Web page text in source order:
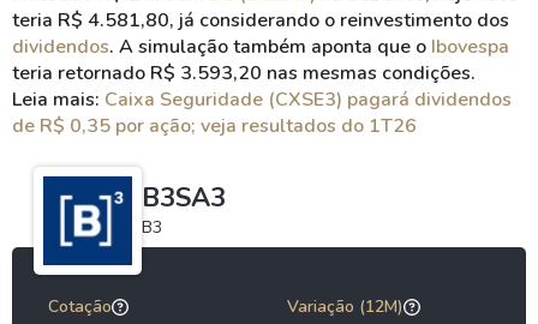
teria R$ 4.581,80, já considerando o reinvestimento dos
dividendos. A simulação também aponta que o Ibovespa
teria retornado R$ 3.593,20 nas mesmas condições.
Leia mais: Caixa Seguridade (CXSE3) pagará dividendos
de R$ 0,35 por ação; veja resultados do 1T26
B3SA3
B3
Cotação Variação (12M)